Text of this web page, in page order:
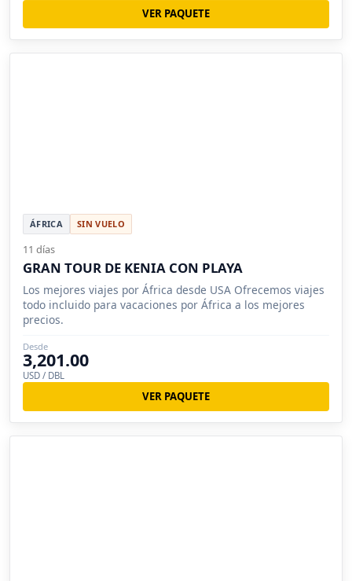
VER PAQUETE
ÁFRICA SIN VUELO
11 días
GRAN TOUR DE KENIA CON PLAYA
Los mejores viajes por África desde USA Ofrecemos viajes
todo incluido para vacaciones por África a los mejores
precios.
Desde
3,201.00
USD / DBL
VER PAQUETE